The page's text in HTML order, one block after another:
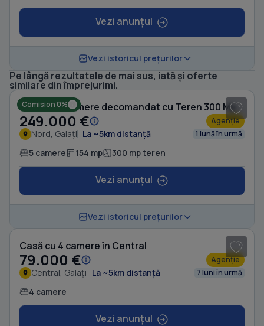
Vezi anunțul
Vezi istoricul prețurilor
Pe lângă rezultatele de mai sus, iată și oferte
similare din împrejurimi.
Comision 0% Casă cu 5 camere decomandat cu Teren 300 Mp în Nord
249.000 € Agenție
Nord, Galați La ~5km distanță 1 lună în urmă
5 camere 154 mp 300 mp teren
Vezi anunțul
Vezi istoricul prețurilor
Casă cu 4 camere în Central
79.000 € Agenție
Central, Galați La ~5km distanță 7 luni în urmă
4 camere
Vezi anunțul